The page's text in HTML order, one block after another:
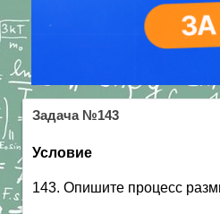
Задача №143
Условие
143. Опишите процесс